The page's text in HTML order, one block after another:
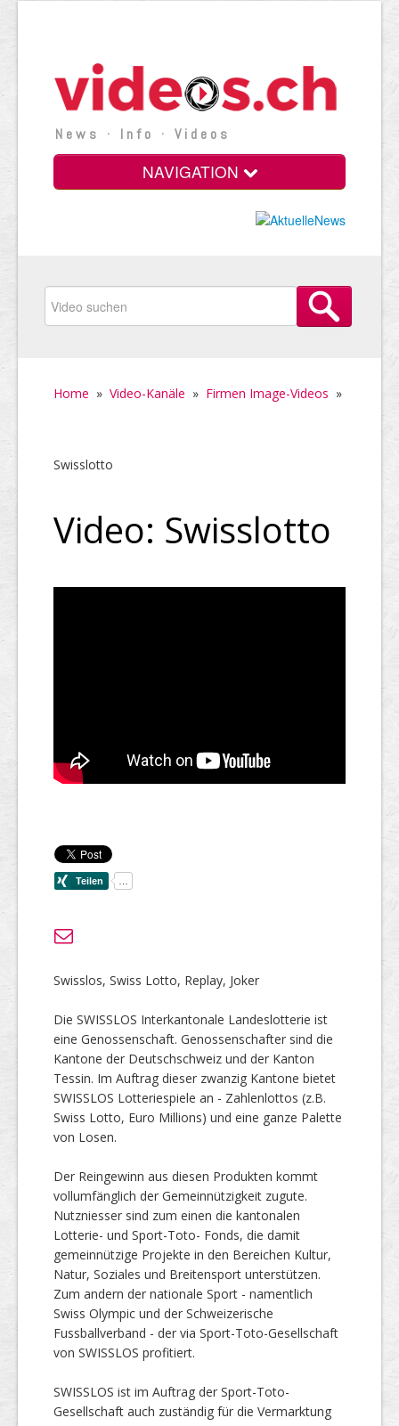
News · Info · Videos
NAVIGATION
Home » Video-Kanäle » Firmen Image-Videos »
Swisslotto
Video: Swisslotto
Swisslos, Swiss Lotto, Replay, Joker
Die SWISSLOS Interkantonale Landeslotterie ist
eine Genossenschaft. Genossenschafter sind die
Kantone der Deutschschweiz und der Kanton
Tessin. Im Auftrag dieser zwanzig Kantone bietet
SWISSLOS Lotteriespiele an - Zahlenlottos (z.B.
Swiss Lotto, Euro Millions) und eine ganze Palette
von Losen.
Der Reingewinn aus diesen Produkten kommt
vollumfänglich der Gemeinnützigkeit zugute.
Nutzniesser sind zum einen die kantonalen
Lotterie- und Sport-Toto- Fonds, die damit
gemeinnützige Projekte in den Bereichen Kultur,
Natur, Soziales und Breitensport unterstützen.
Zum andern der nationale Sport - namentlich
Swiss Olympic und der Schweizerische
Fussballverband - der via Sport-Toto-Gesellschaft
von SWISSLOS profitiert.
SWISSLOS ist im Auftrag der Sport-Toto-
Gesellschaft auch zuständig für die Vermarktung